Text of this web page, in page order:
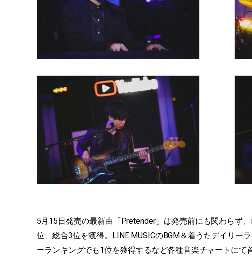
5月15日発売の最新曲「Pretender」は発売前にも関わらず
位、総合3位を獲得。LINE MUSICのBGM＆着うたデイリー
ーランキングでも1位を獲得するなど各種音楽チャートにて